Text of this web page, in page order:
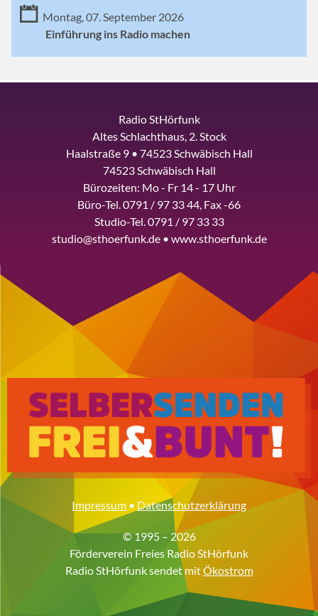
Montag, 07. September 2026
Einführung ins Radio machen
Radio StHörfunk
Altes Schlachthaus, 2. Stock
Haalstraße 9 • 74523 Schwäbisch Hall
74523 Schwäbisch Hall
Bürozeiten: Mo - Fr 14 - 17 Uhr
Büro-Tel. 0791 / 97 33 44, Fax -66
Studio-Tel. 0791 / 97 33 33
studio@sthoerfunk.de • www.sthoerfunk.de
Impressum • Datenschutzerklärung
© 1995 – 2026
Förderverein Freies Radio StHörfunk
Radio StHörfunk sendet mitÖkostrom